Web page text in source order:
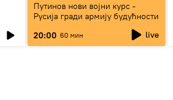
Путинов нови војни курс -
Русија гради армију будућности
20:00 60 мин live